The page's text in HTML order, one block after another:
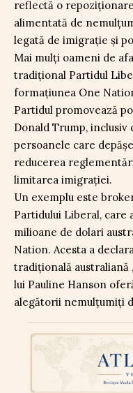
reflectă o
alimentată de
legată de imigrație și
Mai mulți oameni de
tradițional Partidul
formațiunea One
Partidul promovează
Donald Trump,
persoanele care
reducerea
limitarea imigrației.
Un exemplu este
Partidului Liberal, care
milioane de dolari
Nation. Acesta a
tradițională australiană
lui Pauline Hanson
alegătorii nemulțumiți